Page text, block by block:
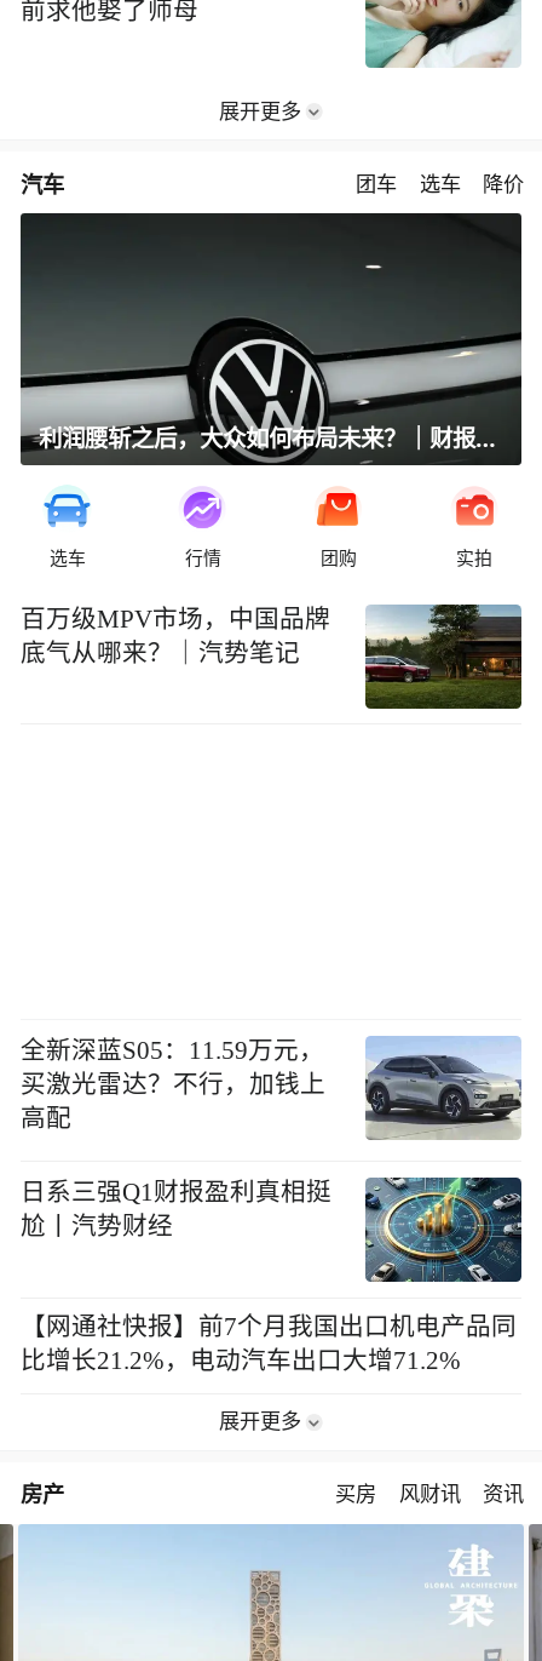
前求他娶了师母
展开更多
汽车 团车 选车 降价
利润腰斩之后，大众如何布局未来？｜财报全视角
选车 行情 团购 实拍
百万级MPV市场，中国品牌
底气从哪来？｜汽势笔记
全新深蓝S05：11.59万元，
买激光雷达？不行，加钱上
高配
日系三强Q1财报盈利真相挺
尬丨汽势财经
【网通社快报】前7个月我国出口机电产品同
比增长21.2%，电动汽车出口大增71.2%
展开更多
房产 买房 风财讯 资讯